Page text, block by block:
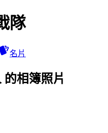
隊
名片
相簿照片